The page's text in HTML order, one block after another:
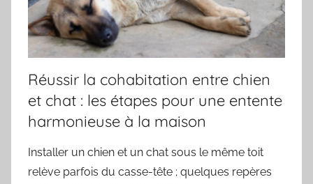
Réussir la cohabitation entre chien
et chat : les étapes pour une entente
harmonieuse à la maison
Installer un chien et un chat sous le même toit
relève parfois du casse-tête ; quelques repères